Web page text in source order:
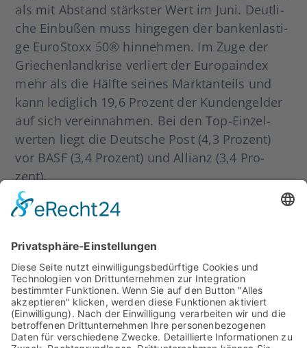
als mit Abstand stärks­ter Wert im Juni. Deut­li­
che Ein­bu­ßen muss hin­ge­gen der ban­ken­las­ti­
ge Euro­S­to­xx 50® hin­neh­men. Im Zuge der
Grie­chen­land­kri­se ver­liert der Euro­pa­in­dex
mehr als die Hälf­te sei­nes Markt­an­teils und
kann ledig­lich 19,6 Pro­zent der Kun­den­gel­der
auf sich ver­ein­nah­men. Bei den Top-Ein­­zel­­
wer­­ten liegt die Deut­sche Post (4,3 Pro­zent)
vor BASF (3,4 Pro­zent) und Alli­anz (3,4 Pro­
zent).
Für die Erho­lung am hei­mi­schen Akti­en­markt
träch­ti­ge Papie­re. Die Per­for­mance­chan­ce der
gekauf­ten Struk­tu­ren steigt deut­lich um 2,7
Pro­zent auf durch­schnitt­li­che 6,8 Pro­zent. Die
offen­si­ve­re Aus­rich­tung spie­gelt sich auch in
der Wahl der Anla­ge­instru­men­te wie­der. Die
tra­di­tio­nell defen­si­ver ein­ge­setz­ten Dis­count­